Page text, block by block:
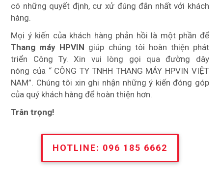
có những quyết định, cư xử đúng đắn nhất với khách
hàng.
Mọi ý kiến của khách hàng phản hồi là một phần để
Thang máy HPVIN giúp chúng tôi hoàn thiện phát
triển Công Ty. Xin vui lòng gọi qua đường dây
nóng của “ CÔNG TY TNHH THANG MÁY HPVIN VIỆT
NAM”. Chúng tôi xin ghi nhận những ý kiến đóng góp
của quý khách hàng để hoàn thiện hơn.
Trân trọng!
HOTLINE: 096 185 6662